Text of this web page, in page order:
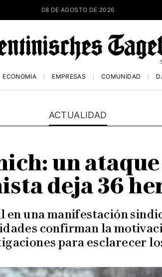
08 DE AGOSTO DE 2026
ECONOMÍA EMPRESAS COMUNIDAD
ACTUALIDAD
un
deja 36
una manifestación
confirman la
para esclarecer